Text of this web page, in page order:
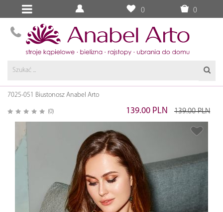
0 0
7025-051 Biustonosz Anabel Arto
(0) 139.00 PLN 139.00 PLN